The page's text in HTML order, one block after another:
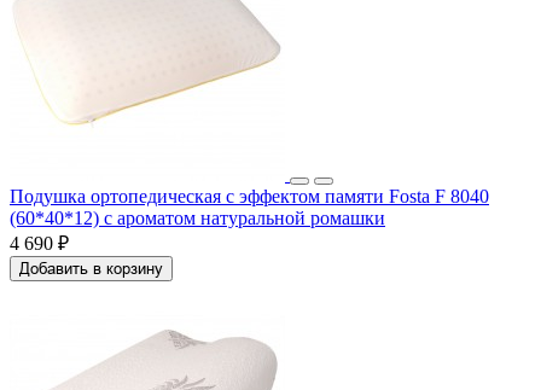
Подушка ортопедическая с эффектом памяти Fosta F 8040
(60*40*12) с ароматом натуральной ромашки
4 690 ₽
Добавить в корзину